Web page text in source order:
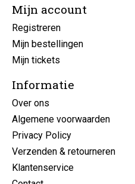
Mijn account
Registreren
Mijn bestellingen
Mijn tickets
Informatie
Over ons
Algemene voorwaarden
Privacy Policy
Verzenden & retourneren
Klantenservice